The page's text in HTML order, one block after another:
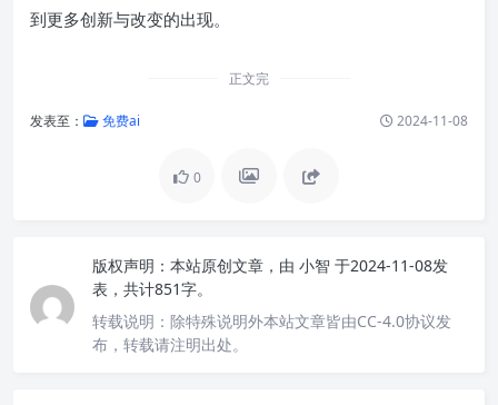
到更多创新与改变的出现。
正文完
发表至： 免费ai 2024-11-08
0
版权声明： 本站原创文章，由 小智 于2024-11-08发
表，共计851字。
转载说明： 除特殊说明外本站文章皆由CC-4.0协议发
布，转载请注明出处。